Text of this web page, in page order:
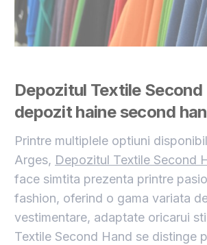
Depozitul Textile Second
depozit haine second
Printre multiplele optiuni
Arges, Depozitul Textile Second
face simtita prezenta printre
fashion, oferind o gama variata
vestimentare, adaptate oricarui
Textile Second Hand se distinge